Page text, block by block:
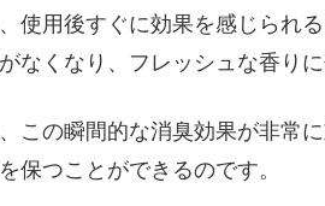
使用後すぐに効果を感じられ
なくなり、フレッシュな香りに
この瞬間的な消臭効果が非常
保つことができるのです。